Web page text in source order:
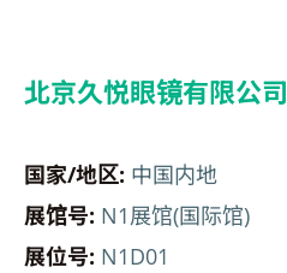
北京久悦眼镜有限公司
国家/地区: 中国内地
展馆号: N1展馆(国际馆)
展位号: N1D01